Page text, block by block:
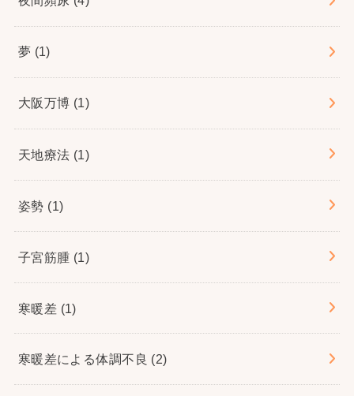
夢 (1)
大阪万博 (1)
天地療法 (1)
姿勢 (1)
子宮筋腫 (1)
寒暖差 (1)
寒暖差による体調不良 (2)